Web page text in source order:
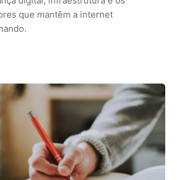
que mantêm a internet